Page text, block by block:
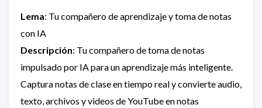
Lema: Tu compañero de aprendizaje y toma de notas
con IA
Descripción: Tu compañero de toma de notas
impulsado por IA para un aprendizaje más inteligente.
Captura notas de clase en tiempo real y convierte audio,
texto, archivos y videos de YouTube en notas